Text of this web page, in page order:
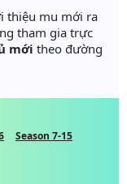
thiệu mu mới ra
tham gia trực
mới theo đường
Season 7-15